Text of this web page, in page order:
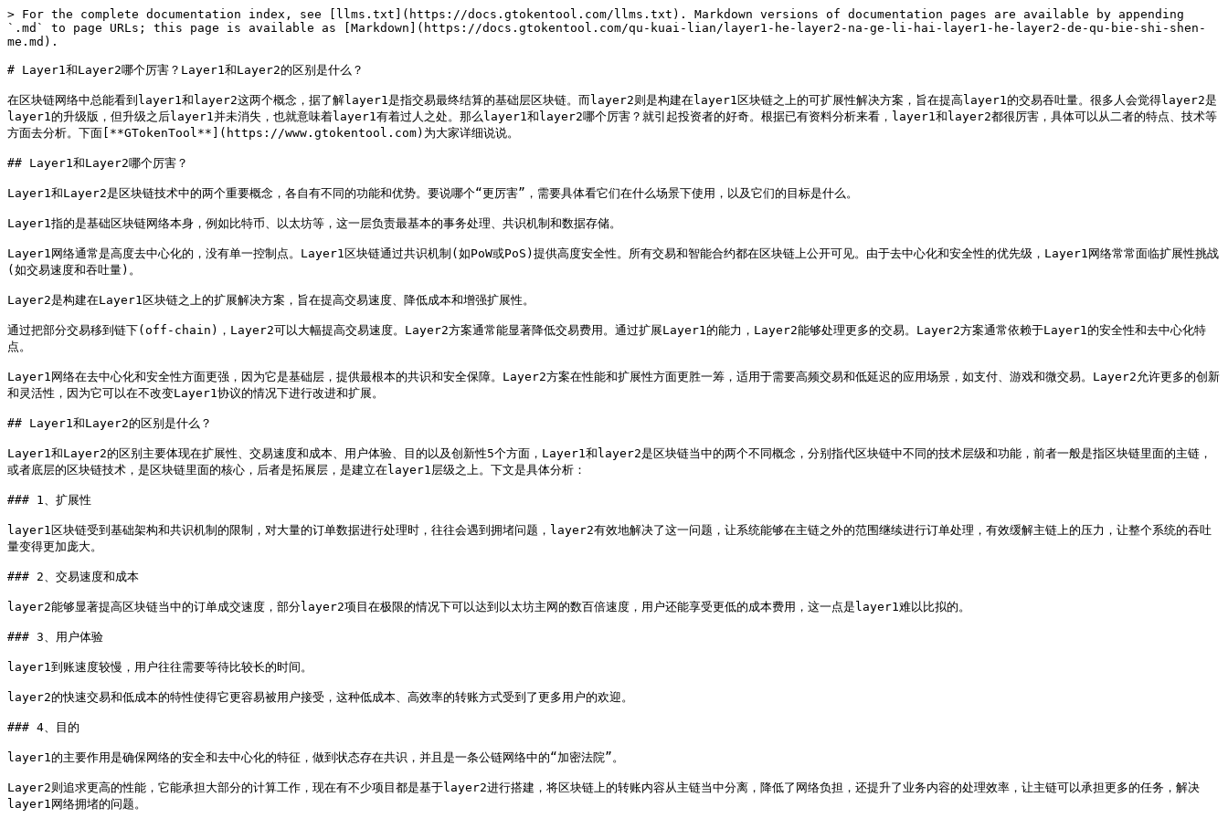
> For the complete documentation index, see [llms.txt](https://docs.gtokentool.com/llms.txt). Markdown versions of documentation pages are available by appending
`.md` to page URLs; this page is available as [Markdown](https://docs.gtokentool.com/qu-kuai-lian/layer1-he-layer2-na-ge-li-hai-layer1-he-layer2-de-qu-bie-shi-shen-
me.md).
# Layer1和Layer2哪个厉害？Layer1和Layer2的区别是什么？
在区块链网络中总能看到layer1和layer2这两个概念，据了解layer1是指交易最终结算的基础层区块链。而layer2则是构建在layer1区块链之上的可扩展性解决方案，旨在提高layer1的交易吞吐量。很多人会觉得layer2是
layer1的升级版，但升级之后layer1并未消失，也就意味着layer1有着过人之处。那么layer1和layer2哪个厉害？就引起投资者的好奇。根据已有资料分析来看，layer1和layer2都很厉害，具体可以从二者的特点、技术等
方面去分析。下面[**GTokenTool**](https://www.gtokentool.com)为大家详细说说。
## Layer1和Layer2哪个厉害？
Layer1和Layer2是区块链技术中的两个重要概念，各自有不同的功能和优势。要说哪个“更厉害”，需要具体看它们在什么场景下使用，以及它们的目标是什么。
Layer1指的是基础区块链网络本身，例如比特币、以太坊等，这一层负责最基本的事务处理、共识机制和数据存储。
Layer1网络通常是高度去中心化的，没有单一控制点。Layer1区块链通过共识机制(如PoW或PoS)提供高度安全性。所有交易和智能合约都在区块链上公开可见。由于去中心化和安全性的优先级，Layer1网络常常面临扩展性挑战
(如交易速度和吞吐量)。
Layer2是构建在Layer1区块链之上的扩展解决方案，旨在提高交易速度、降低成本和增强扩展性。
通过把部分交易移到链下(off-chain)，Layer2可以大幅提高交易速度。Layer2方案通常能显著降低交易费用。通过扩展Layer1的能力，Layer2能够处理更多的交易。Layer2方案通常依赖于Layer1的安全性和去中心化特
点。
Layer1网络在去中心化和安全性方面更强，因为它是基础层，提供最根本的共识和安全保障。Layer2方案在性能和扩展性方面更胜一筹，适用于需要高频交易和低延迟的应用场景，如支付、游戏和微交易。Layer2允许更多的创新
和灵活性，因为它可以在不改变Layer1协议的情况下进行改进和扩展。
## Layer1和Layer2的区别是什么？
Layer1和Layer2的区别主要体现在扩展性、交易速度和成本、用户体验、目的以及创新性5个方面，Layer1和layer2是区块链当中的两个不同概念，分别指代区块链中不同的技术层级和功能，前者一般是指区块链里面的主链，
或者底层的区块链技术，是区块链里面的核心，后者是拓展层，是建立在layer1层级之上。下文是具体分析：
### 1、扩展性
layer1区块链受到基础架构和共识机制的限制，对大量的订单数据进行处理时，往往会遇到拥堵问题，layer2有效地解决了这一问题，让系统能够在主链之外的范围继续进行订单处理，有效缓解主链上的压力，让整个系统的吞吐
量变得更加庞大。
### 2、交易速度和成本
layer2能够显著提高区块链当中的订单成交速度，部分layer2项目在极限的情况下可以达到以太坊主网的数百倍速度，用户还能享受更低的成本费用，这一点是layer1难以比拟的。
### 3、用户体验
layer1到账速度较慢，用户往往需要等待比较长的时间。
layer2的快速交易和低成本的特性使得它更容易被用户接受，这种低成本、高效率的转账方式受到了更多用户的欢迎。
### 4、目的
layer1的主要作用是确保网络的安全和去中心化的特征，做到状态存在共识，并且是一条公链网络中的“加密法院”。
Layer2则追求更高的性能，它能承担大部分的计算工作，现在有不少项目都是基于layer2进行搭建，将区块链上的转账内容从主链当中分离，降低了网络负担，还提升了业务内容的处理效率，让主链可以承担更多的任务，解决
layer1网络拥堵的问题。